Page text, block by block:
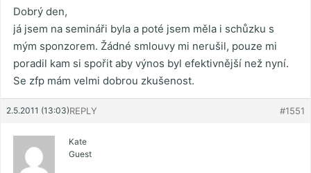
Dobrý den,
já jsem na semináři byla a poté jsem měla i schůzku s
mým sponzorem. Žádné smlouvy mi nerušil, pouze mi
poradil kam si spořit aby výnos byl efektivnější než nyní.
Se zfp mám velmi dobrou zkušenost.
2.5.2011 (13:03) #1551
REPLY
Kate
Guest